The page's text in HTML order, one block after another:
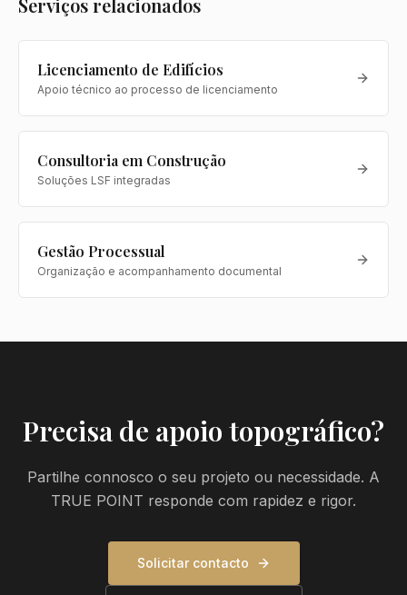
Serviços relacionados
Licenciamento de Edifícios
Apoio técnico ao processo de licenciamento
Consultoria em Construção
Soluções LSF integradas
Gestão Processual
Organização e acompanhamento documental
Precisa de apoio topográfico?
Partilhe connosco o seu projeto ou necessidade. A
TRUE POINT responde com rapidez e rigor.
Solicitar contacto